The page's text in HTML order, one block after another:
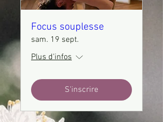
Focus souplesse
sam. 19 sept.
Plus d'infos
S'inscrire